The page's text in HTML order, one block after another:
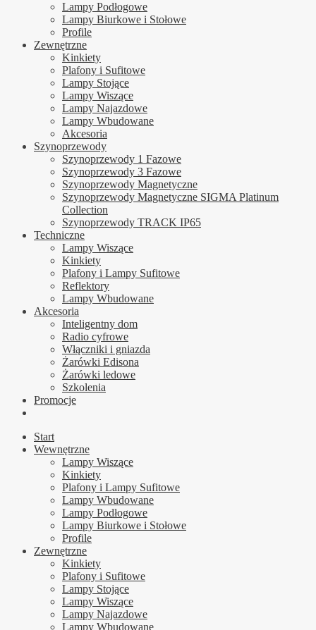
Lampy Podłogowe
Lampy Biurkowe i Stołowe
Profile
Zewnętrzne
Kinkiety
Plafony i Sufitowe
Lampy Stojące
Lampy Wiszące
Lampy Najazdowe
Lampy Wbudowane
Akcesoria
Szynoprzewody
Szynoprzewody 1 Fazowe
Szynoprzewody 3 Fazowe
Szynoprzewody Magnetyczne
Szynoprzewody Magnetyczne SIGMA Platinum
Collection
Szynoprzewody TRACK IP65
Techniczne
Lampy Wiszące
Kinkiety
Plafony i Lampy Sufitowe
Reflektory
Lampy Wbudowane
Akcesoria
Inteligentny dom
Radio cyfrowe
Włączniki i gniazda
Żarówki Edisona
Żarówki ledowe
Szkolenia
Promocje
Start
Wewnętrzne
Lampy Wiszące
Kinkiety
Plafony i Lampy Sufitowe
Lampy Wbudowane
Lampy Podłogowe
Lampy Biurkowe i Stołowe
Profile
Zewnętrzne
Kinkiety
Plafony i Sufitowe
Lampy Stojące
Lampy Wiszące
Lampy Najazdowe
Lampy Wbudowane